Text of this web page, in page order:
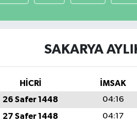
SAKARYA
HİCRİ İMSAK
26 Safer 1448 04:16
27 Safer 1448 04:17